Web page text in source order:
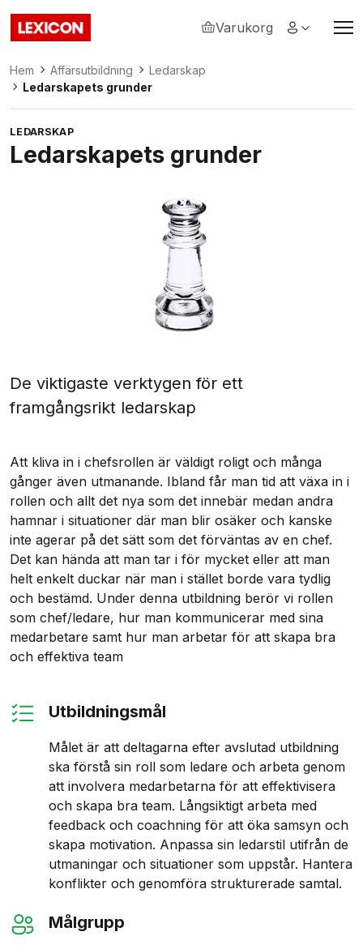
Lexicon
Varukorg
Hem Affärsutbildning
Ledarskap
Ledarskapets grunder
LEDARSKAP
Ledarskapets grunder
De viktigaste verktygen för ett
framgångsrikt ledarskap
Att kliva in i chefsrollen är väldigt roligt och många
gånger även utmanande. Ibland får man tid att växa in i
rollen och allt det nya som det innebär medan andra
hamnar i situationer där man blir osäker och kanske
inte agerar på det sätt som det förväntas av en chef.
Det kan hända att man tar i för mycket eller att man
helt enkelt duckar när man i stället borde vara tydlig
och bestämd. Under denna utbildning berör vi rollen
som chef/ledare, hur man kommunicerar med sina
medarbetare samt hur man arbetar för att skapa bra
och effektiva team
Utbildningsmål
Målet är att deltagarna efter avslutad utbildning
ska förstå sin roll som ledare och arbeta genom
att involvera medarbetarna för att effektivisera
och skapa bra team. Långsiktigt arbeta med
feedback och coachning för att öka samsyn och
skapa motivation. Anpassa sin ledarstil utifrån de
utmaningar och situationer som uppstår. Hantera
konflikter och genomföra strukturerade samtal.
Målgrupp